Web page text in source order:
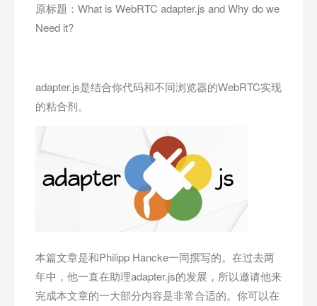
原标题：What is WebRTC adapter.js and Why do we
Need it?
adapter.js是结合你代码和不同浏览器的WebRTC实现
的粘合剂。
本篇文章是和Philipp Hancke一同撰写的。在过去两
年中，他一直在助理adapter.js的发展，所以邀请他来
完成本文章的一大部分内容是非常合适的。你可以在